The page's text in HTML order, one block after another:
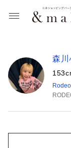
森川